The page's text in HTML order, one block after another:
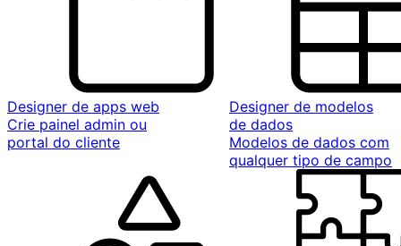
Designer de apps web
Crie painel admin ou
portal do cliente
Designer de modelos
de dados
Modelos de dados com
qualquer tipo de campo